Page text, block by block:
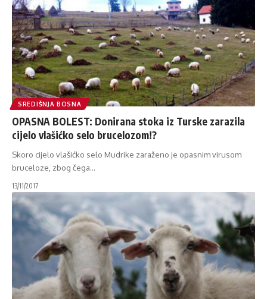
SREDIŠNJA BOSNA
OPASNA BOLEST: Donirana stoka iz Turske zarazila
cijelo vlašićko selo brucelozom!?
Skoro cijelo vlašićko selo Mudrike zaraženo je opasnim virusom
bruceloze, zbog čega…
13/11/2017